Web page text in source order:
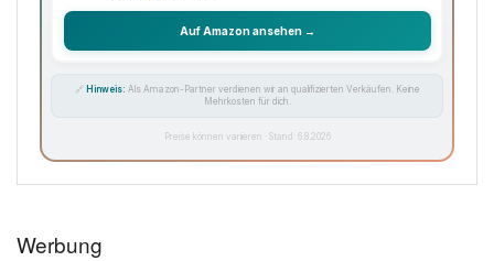
Auf Amazon ansehen →
🔗 Hinweis: Als Amazon-Partner verdienen wir an qualifizierten Verkäufen. Keine
Mehrkosten für dich.
Preise können variieren · Stand: 6.8.2026
Werbung